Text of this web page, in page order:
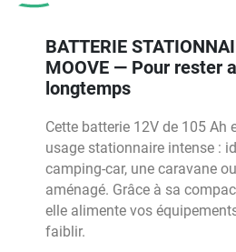
BATTERIE
MOOVE — Pour rester
longtemps
Cette batterie 12V de 105 Ah
usage stationnaire intense :
camping-car, une caravane
aménagé. Grâce à sa
elle alimente vos
faiblir.